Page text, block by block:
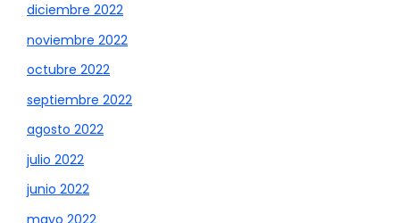
diciembre 2022
noviembre 2022
octubre 2022
septiembre 2022
agosto 2022
julio 2022
junio 2022
mayo 2022